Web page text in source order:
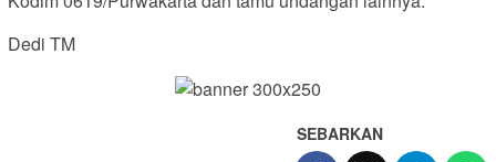
Dedi TM
SEBARKAN